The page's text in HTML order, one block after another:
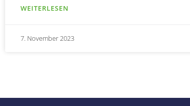
WEITERLESEN
7. November 2023